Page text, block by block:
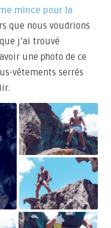
mince pour la
que nous voudrions
j’ai trouvé
une photo de ce
vêtements serrés